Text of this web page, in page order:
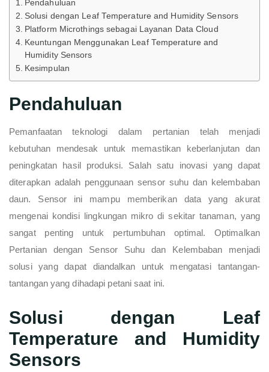
Pendahuluan
Solusi dengan Leaf Temperature and Humidity Sensors
Platform Microthings sebagai Layanan Data Cloud
Keuntungan Menggunakan Leaf Temperature and
Humidity Sensors
Kesimpulan
Pendahuluan
Pemanfaatan teknologi dalam pertanian telah menjadi
kebutuhan mendesak untuk memastikan keberlanjutan dan
peningkatan hasil produksi. Salah satu inovasi yang dapat
diterapkan adalah penggunaan sensor suhu dan kelembaban
daun. Sensor ini mampu memberikan data yang akurat
mengenai kondisi lingkungan mikro di sekitar tanaman, yang
sangat penting untuk pertumbuhan optimal. Optimalkan
Pertanian dengan Sensor Suhu dan Kelembaban menjadi
solusi yang dapat diandalkan untuk mengatasi tantangan-
tantangan yang dihadapi petani saat ini.
Solusi dengan Leaf
Temperature and Humidity
Sensors